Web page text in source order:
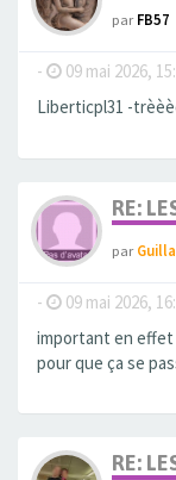
parFB57
- 09 mai 2026,
Liberticpl31 -
RE:
par
- 09 mai 2026,
important en effet
pour que ça se
RE: